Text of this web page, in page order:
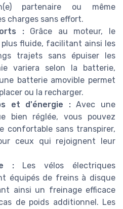
partenaire ou même
charges sans effort.
:Grâce au moteur, le
fluide, facilitant ainsi les
trajets sans épuiser les
variera selon la batterie,
batterie amovible permet
ou la recharger.
et d'énergie :Avec une
bien réglée, vous pouvez
confortable sans transpirer,
ceux qui rejoignent leur
:Les vélos électriques
équipés de freins à disque
ainsi un freinage efficace
de poids additionnel. Les